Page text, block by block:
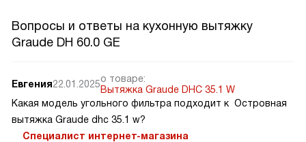
Вопросы и ответы на кухонную вытяжку
Graude DH 60.0 GE
Евгения22.01.2025о товаре:
Вытяжка Graude DHC 35.1 W
Какая модель угольного фильтра подходит к Островная
вытяжка Graude dhc 35.1 w?
Специалист интернет-магазина